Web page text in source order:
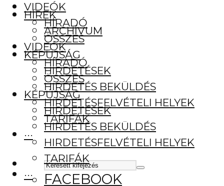
VIDEÓK
HÍRADÓ
ÖSSZES
KÉPÚJSÁG
HIRDETÉSEK
HIRDETÉS BEKÜLDÉS
HIRDETÉSFELVÉTELI HELYEK
TARIFÁK
···
FACEBOOK
HÍREK
ARCHÍVUM
VIDEÓK
HÍRADÓ
ÖSSZES
KÉPÚJSÁG
HIRDETÉSEK
HIRDETÉS BEKÜLDÉS
HIRDETÉSFELVÉTELI HELYEK
TARIFÁK
···